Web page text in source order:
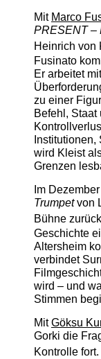
Mit Marco
PRESENT –
Heinrich von
Fusinato
Er arbeitet
zu einer
Befehl,
wird Kleist
Grenzen
Im
Trumpetvon
Bühne
Geschichte
Altersheim
verbindet
wird – und
Stimmen
MitGöksu
Gorki die
Kontrolle fort.